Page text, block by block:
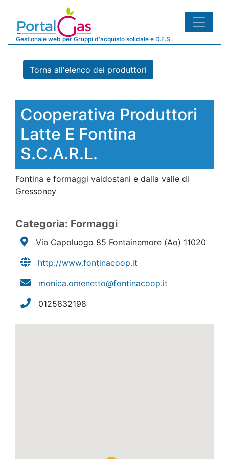
Gestionale web per Gruppi d'acquisto solidale e D.E.S.
Torna all'elenco dei produttori
Cooperativa Produttori
Latte E Fontina
S.c.a.r.l.
Fontina e formaggi valdostani e dalla valle di
Gressoney
Categoria: Formaggi
Via Capoluogo 85 Fontainemore (Ao) 11020
http://www.fontinacoop.it
monica.omenetto@fontinacoop.it
0125832198